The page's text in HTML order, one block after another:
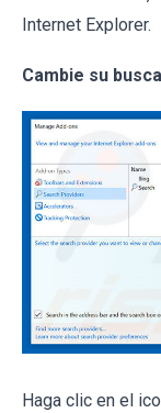
Internet Explorer.
Cambie su
Haga clic en el